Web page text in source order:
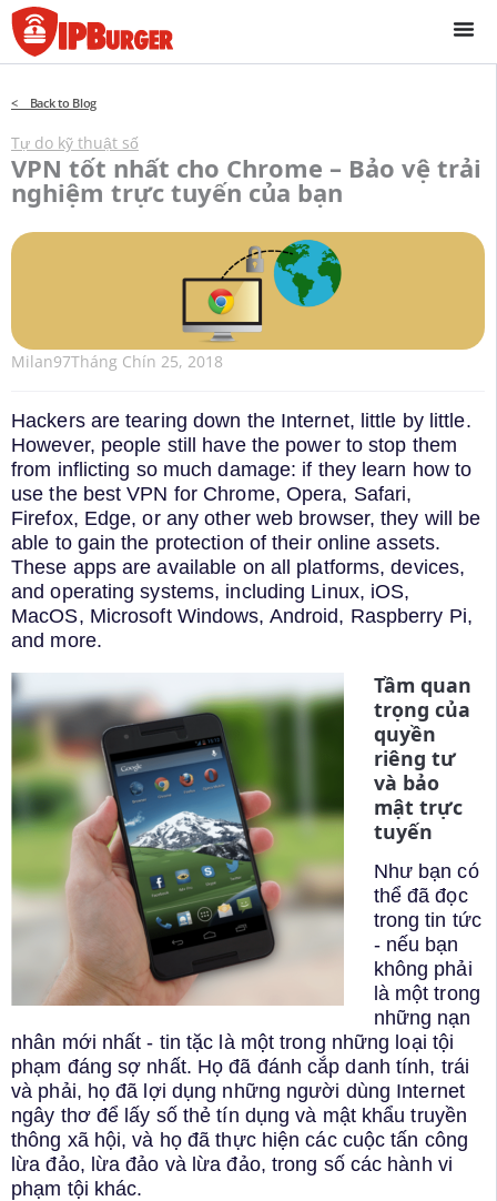
Bỏ
để
qua
nội
dung
< Back to Blog
Tự do kỹ thuật số
VPN tốt nhất cho Chrome – Bảo vệ trải
nghiệm trực tuyến của bạn
Milan97Tháng Chín 25, 2018
Hackers are tearing down the Internet, little by little.
However, people still have the power to stop them
from inflicting so much damage: if they learn how to
use the best VPN for Chrome, Opera, Safari,
Firefox, Edge, or any other web browser, they will be
able to gain the protection of their online assets.
These apps are available on all platforms, devices,
and operating systems, including Linux, iOS,
MacOS, Microsoft Windows, Android, Raspberry Pi,
and more.
Tầm quan
trọng của
quyền
riêng tư
và bảo
mật trực
tuyến
Như bạn có
thể đã đọc
trong tin tức
- nếu bạn
không phải
là một trong
những nạn
nhân mới nhất - tin tặc là một trong những loại tội
phạm đáng sợ nhất. Họ đã đánh cắp danh tính, trái
và phải, họ đã lợi dụng những người dùng Internet
ngây thơ để lấy số thẻ tín dụng và mật khẩu truyền
thông xã hội, và họ đã thực hiện các cuộc tấn công
lừa đảo, lừa đảo và lừa đảo, trong số các hành vi
phạm tội khác.